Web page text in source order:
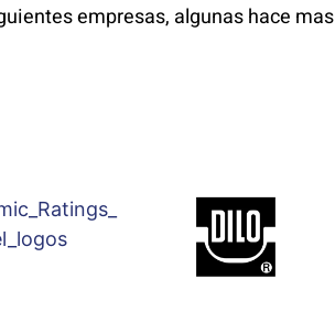
empresas, algunas hace mas